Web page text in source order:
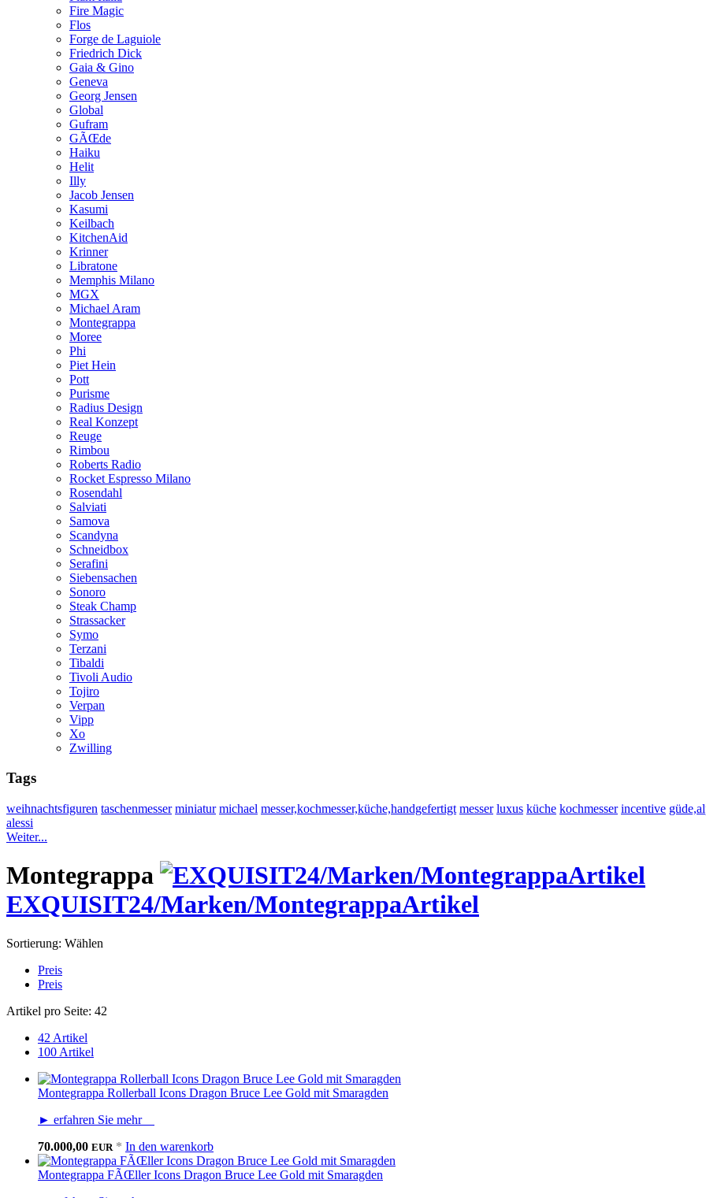
Fire Magic
Flos
Forge de Laguiole
Friedrich Dick
Gaia & Gino
Geneva
Georg Jensen
Global
Gufram
GÃŒde
Haiku
Helit
Illy
Jacob Jensen
Kasumi
Keilbach
KitchenAid
Krinner
Libratone
Memphis Milano
MGX
Michael Aram
Montegrappa
Moree
Phi
Piet Hein
Pott
Purisme
Radius Design
Real Konzept
Reuge
Rimbou
Roberts Radio
Rocket Espresso Milano
Rosendahl
Salviati
Samova
Scandyna
Schneidbox
Serafini
Siebensachen
Sonoro
Steak Champ
Strassacker
Symo
Terzani
Tibaldi
Tivoli Audio
Tojiro
Verpan
Vipp
Xo
Zwilling
Tags
weihnachtsfiguren taschenmesser miniatur michael messer,kochmesser,küche,handgefertigt messer luxus küche kochmesser incentive
alessi
Weiter...
Montegrappa
EXQUISIT24/Marken/MontegrappaArtikel
Sortierung: Wählen
Preis
Preis
Artikel pro Seite: 42
42 Artikel
100 Artikel
Montegrappa Rollerball Icons Dragon Bruce Lee Gold mit Smaragden
► erfahren Sie mehr
70.000,00 EUR * In den warenkorb
Montegrappa FÃŒller Icons Dragon Bruce Lee Gold mit Smaragden